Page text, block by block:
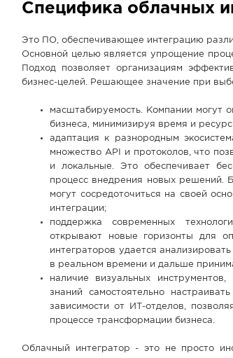
Специфика облачных
Это ПО, обеспечивающее интеграцию
Основной целью является упрощение
Подход позволяет организациям
бизнес-целей. Решающее значение при
масштабируемость. Компании могут
бизнеса, минимизируя время и
адаптация к разнородным
множество API и протоколов, что
и локальные. Это обеспечивает
процесс внедрения новых решений.
могут сосредоточиться на своей
интеграции;
поддержка современных
открывают новые горизонты для
интеграторов удается
в реальном времени и дальше
наличие визуальных
знаний самостоятельно
зависимости от ИТ-отделов,
процессе трансформации бизнеса.
Облачный интегратор - это не просто